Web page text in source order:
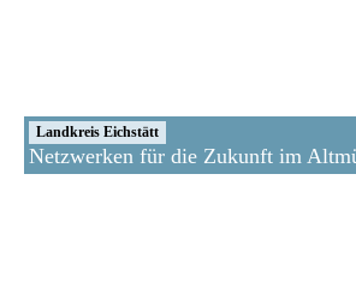
Landkreis Eichstätt
Netzwerken für die Zukunft im